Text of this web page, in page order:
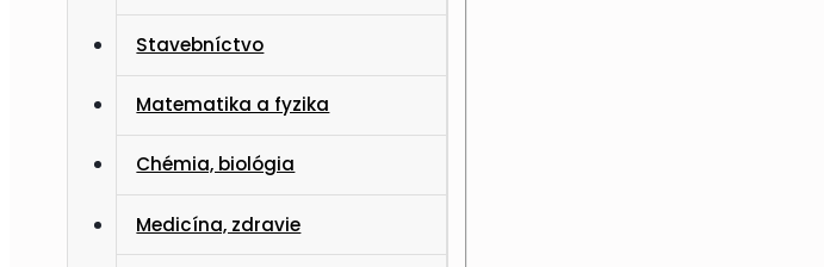
Stavebníctvo
Matematika a fyzika
Chémia, biológia
Medicína, zdravie